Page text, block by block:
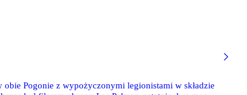
obie Pogonie z wypożyczonymi legionistami w składzie